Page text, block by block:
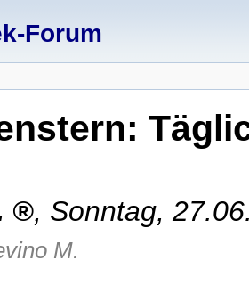
Forum
, Sonntag,
M.